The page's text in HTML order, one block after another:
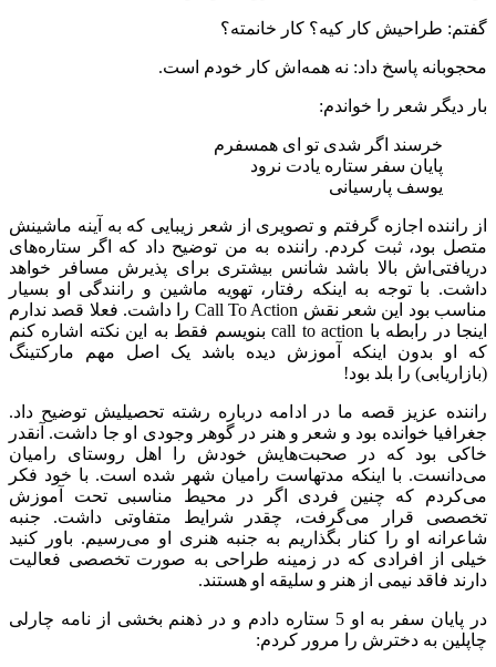
گفتم: طراحیش کار کیه؟ کار خانمته؟
محجوبانه پاسخ داد: نه همه‌اش کار خودم است.
بار دیگر شعر را خواندم:
خرسند اگر شدی تو ای همسفرم
پایان سفر ستاره یادت نرود
یوسف پارسیانی
از راننده اجازه گرفتم و تصویری از شعر زیبایی که به آینه ماشینش
متصل بود، ثبت کردم. راننده به من توضیح داد که اگر ستاره‌های
دریافتی‌اش بالا باشد شانس بیشتری برای پذیرش مسافر خواهد
داشت. با توجه به اینکه رفتار، تهویه ماشین و رانندگی او بسیار
مناسب بود این شعر نقش Call To Action را داشت. فعلا قصد ندارم
اینجا در رابطه با call to action بنویسم فقط به این نکته اشاره کنم
که او بدون اینکه آموزش دیده باشد یک اصل مهم مارکتینگ
(بازاریابی) را بلد بود!
راننده عزیز قصه ما در ادامه درباره رشته تحصیلیش توضیح داد.
جغرافیا خوانده بود و شعر و هنر در گوهر وجودی او جا داشت. آنقدر
خاکی بود که در صحبت‌هایش خودش را اهل روستای رامیان
می‌دانست. با اینکه مدتهاست رامیان شهر شده است. با خود فکر
می‌کردم که چنین فردی اگر در محیط مناسبی تحت آموزش
تخصصی قرار می‌گرفت، چقدر شرایط متفاوتی داشت. جنبه
شاعرانه او را کنار بگذاریم به جنبه هنری او می‌رسیم. باور کنید
خیلی از افرادی که در زمینه طراحی به صورت تخصصی فعالیت
دارند فاقد نیمی از هنر و سلیقه او هستند.
در پایان سفر به او 5 ستاره دادم و در ذهنم بخشی از نامه چارلی
چاپلین به دخترش را مرور کردم: